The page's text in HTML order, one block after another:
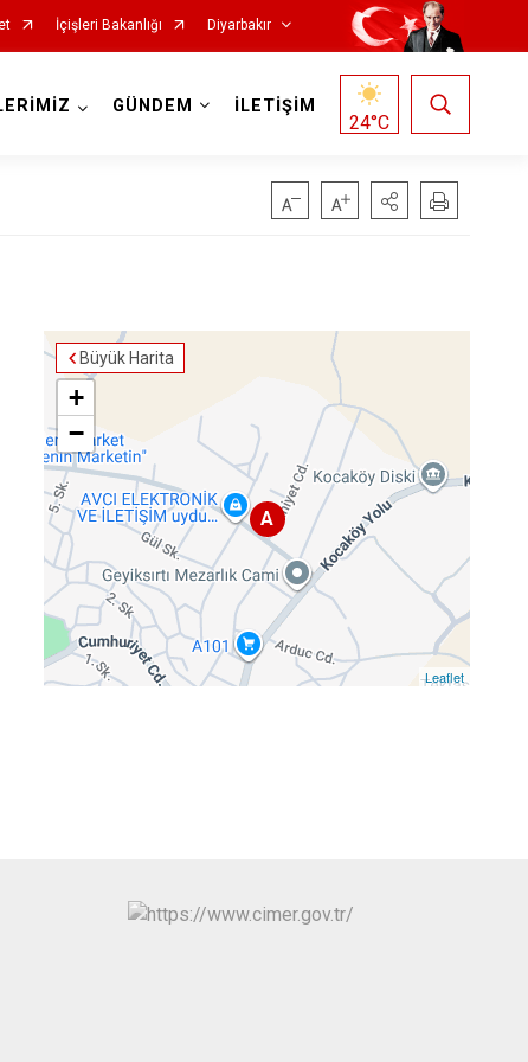
İçişleri Bakanlığı Diyarbakır
Kocaköy
Kulp
Lice
Silvan
Bağlar
Kayapınar
Yenişehir
Sur
GÜNDEM İLETİŞİM
24°C
Büyük Harita
A
+
−
Leaflet